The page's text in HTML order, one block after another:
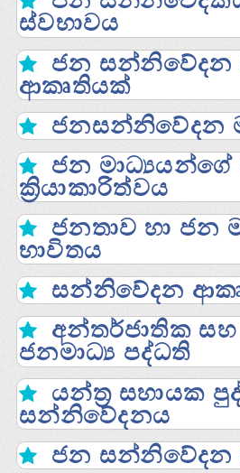
ස්‌වභාවය
ජන සන්නිවේදන
ආකෘතියක්‌
ජනසන්නිවේදන
ජන මාධ්‍යයන්ගේ
ක්‍රියාකාරිත්වය
ජනතාව හා ජන
භාවිතය
සන්නිවේදන
අන්තර්ජාතික
ජනමාධ්‍ය පද්ධති
යන්ත්‍ර සහායක
සන්නිවේදනය
ජන සන්නිවේදන